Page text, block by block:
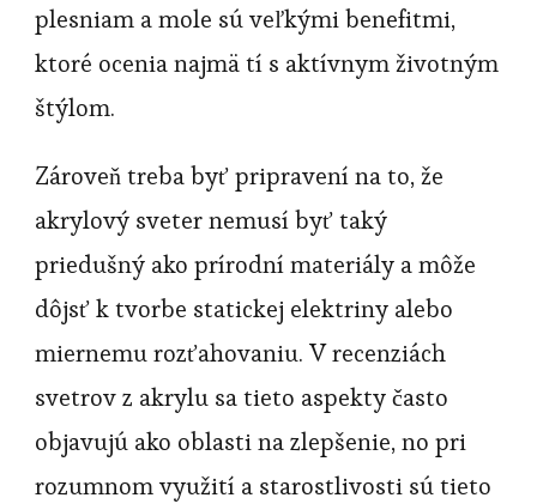
plesniam a mole sú veľkými benefitmi,
ktoré ocenia najmä tí s aktívnym životným
štýlom.
Zároveň treba byť pripravení na to, že
akrylový sveter nemusí byť taký
priedušný ako prírodní materiály a môže
dôjsť k tvorbe statickej elektriny alebo
miernemu rozťahovaniu. V recenziách
svetrov z akrylu sa tieto aspekty často
objavujú ako oblasti na zlepšenie, no pri
rozumnom využití a starostlivosti sú tieto